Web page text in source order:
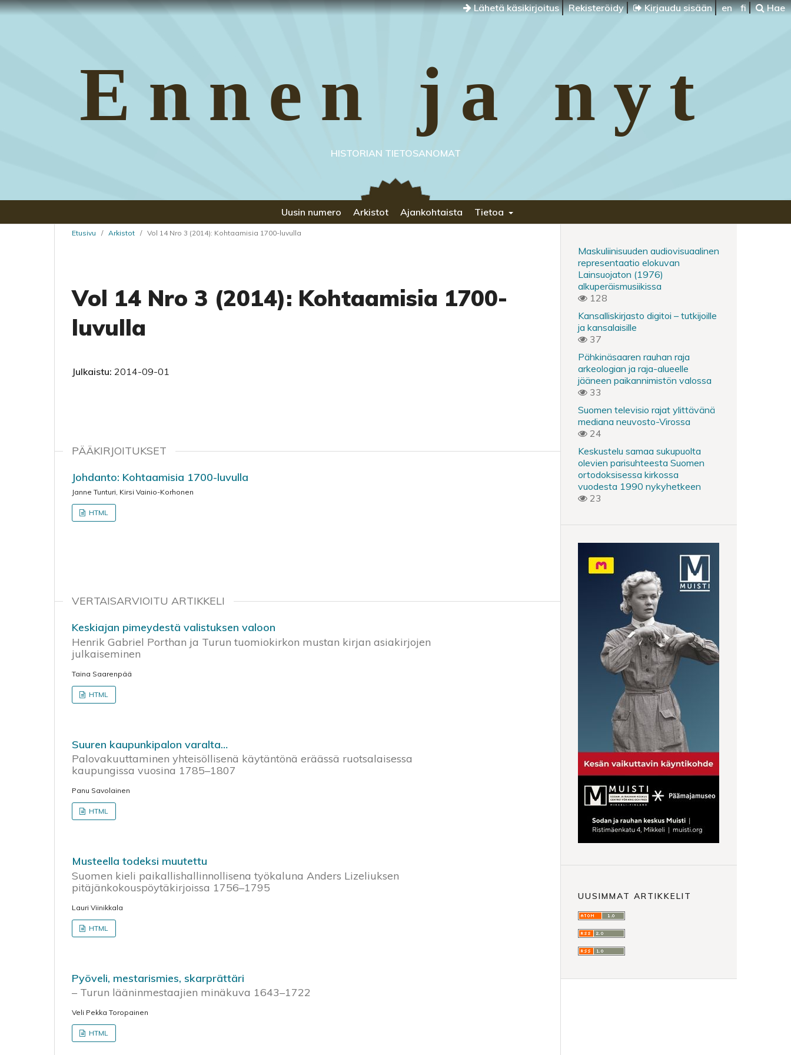
Lähetä käsikirjoitus Rekisteröidy Kirjaudu sisään en fi Hae
Ennen ja nyt
HISTORIAN TIETOSANOMAT
Uusin numero Arkistot Ajankohtaista Tietoa
Etusivu / Arkistot / Vol 14 Nro 3 (2014): Kohtaamisia 1700-luvulla
Vol 14 Nro 3 (2014): Kohtaamisia 1700-
luvulla
Julkaistu: 2014-09-01
PÄÄKIRJOITUKSET
Johdanto: Kohtaamisia 1700-luvulla
Janne Tunturi, Kirsi Vainio-Korhonen
HTML
VERTAISARVIOITU ARTIKKELI
Keskiajan pimeydestä valistuksen valoon
Henrik Gabriel Porthan ja Turun tuomiokirkon mustan kirjan asiakirjojen
julkaiseminen
Taina Saarenpää
HTML
Suuren kaupunkipalon varalta…
Palovakuuttaminen yhteisöllisenä käytäntönä eräässä ruotsalaisessa
kaupungissa vuosina 1785–1807
Panu Savolainen
HTML
Musteella todeksi muutettu
Suomen kieli paikallishallinnollisena työkaluna Anders Lizeliuksen
pitäjänkokouspöytäkirjoissa 1756–1795
Lauri Viinikkala
HTML
Pyöveli, mestarismies, skarprättäri
– Turun lääninmestaajien minäkuva 1643–1722
Veli Pekka Toropainen
HTML
Maskuliinisuuden audiovisuaalinen
representaatio elokuvan
Lainsuojaton (1976)
alkuperäismusiikissa
128
Kansalliskirjasto digitoi – tutkijoille
ja kansalaisille
37
Pähkinäsaaren rauhan raja
arkeologian ja raja-alueelle
jääneen paikannimistön valossa
33
Suomen televisio rajat ylittävänä
mediana neuvosto-Virossa
24
Keskustelu samaa sukupuolta
olevien parisuhteesta Suomen
ortodoksisessa kirkossa
vuodesta 1990 nykyhetkeen
23
UUSIMMAT ARTIKKELIT